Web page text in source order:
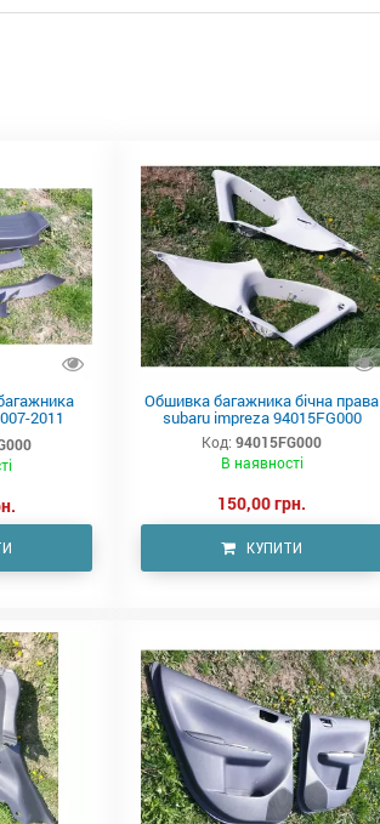
2011
Обшивка багажника бічна права
subaru impreza 94015FG000
Код: 94015FG000
В наявності
150,00 грн.
КУПИТИ